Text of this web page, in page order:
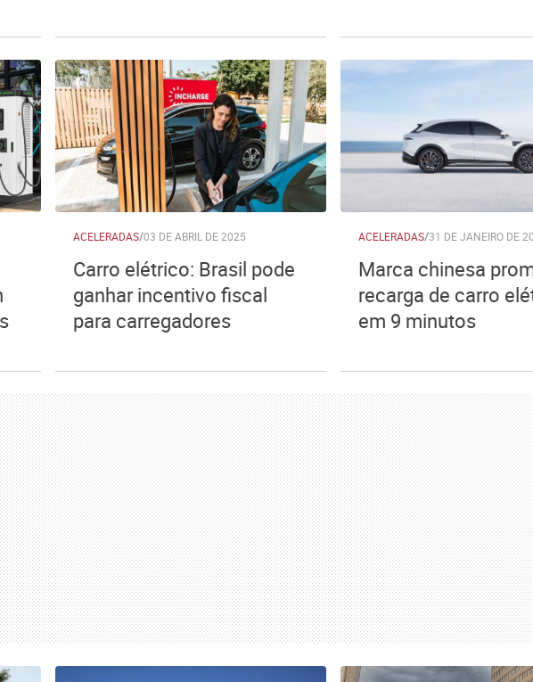
ACELERADAS/03 DE ABRIL DE 2025
Carro elétrico: Brasil pode
ganhar incentivo fiscal
para carregadores
ACELERADAS/31 DE JANEIRO DE
Marca chinesa
recarga de carro
em 9 minutos